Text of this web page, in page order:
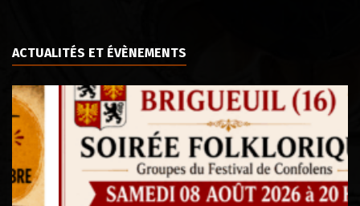
ACTUALITÉS ET ÉVÈNEMENTS